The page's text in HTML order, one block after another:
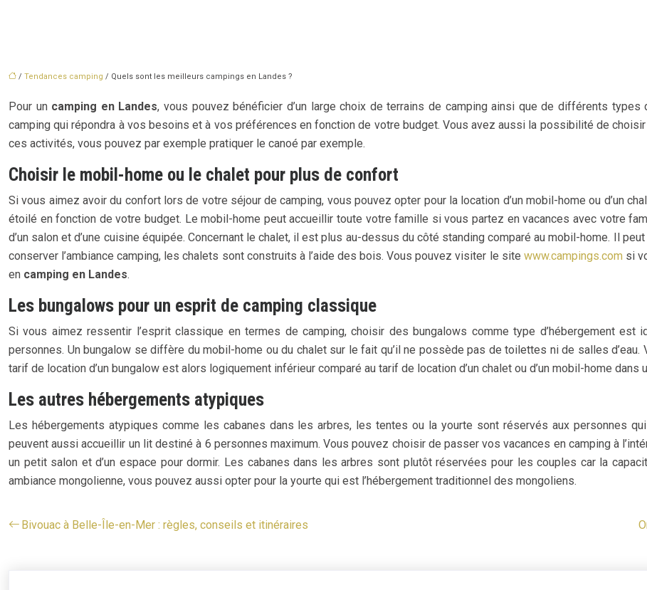
/ Tendances camping / Quels sont les meilleurs campings en Landes ?
Pour un camping en Landes, vous pouvez bénéficier d’un large choix de terrains de camping ainsi que de différents types
camping qui répondra à vos besoins et à vos préférences en fonction de votre budget. Vous avez aussi la possibilité de choisir
ces activités, vous pouvez par exemple pratiquer le canoé par exemple.
Choisir le mobil-home ou le chalet pour plus de confort
Si vous aimez avoir du confort lors de votre séjour de camping, vous pouvez opter pour la location d’un mobil-home ou d’un
étoilé en fonction de votre budget. Le mobil-home peut accueillir toute votre famille si vous partez en vacances avec votre
d’un salon et d’une cuisine équipée. Concernant le chalet, il est plus au-dessus du côté standing comparé au mobil-home. Il
conserver l’ambiance camping, les chalets sont construits à l’aide des bois. Vous pouvez visiter le site www.campings.com si
en camping en Landes.
Les bungalows pour un esprit de camping classique
Si vous aimez ressentir l’esprit classique en termes de camping, choisir des bungalows comme type d’hébergement est
personnes. Un bungalow se diffère du mobil-home ou du chalet sur le fait qu’il ne possède pas de toilettes ni de salles
tarif de location d’un bungalow est alors logiquement inférieur comparé au tarif de location d’un chalet ou d’un mobil-home dans
Les autres hébergements atypiques
Les hébergements atypiques comme les cabanes dans les arbres, les tentes ou la yourte sont réservés aux personnes
peuvent aussi accueillir un lit destiné à 6 personnes maximum. Vous pouvez choisir de passer vos vacances en camping à
un petit salon et d’un espace pour dormir. Les cabanes dans les arbres sont plutôt réservées pour les couples car la
ambiance mongolienne, vous pouvez aussi opter pour la yourte qui est l’hébergement traditionnel des mongoliens.
Bivouac à Belle-Île-en-Mer : règles, conseils et itinéraires